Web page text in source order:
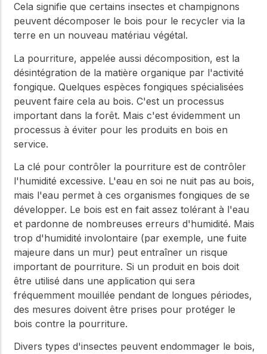
Cela signifie que certains insectes et champignons
peuvent décomposer le bois pour le recycler via la
terre en un nouveau matériau végétal.
La pourriture, appelée aussi décomposition, est la
désintégration de la matière organique par l'activité
fongique. Quelques espèces fongiques spécialisées
peuvent faire cela au bois. C'est un processus
important dans la forêt. Mais c'est évidemment un
processus à éviter pour les produits en bois en
service.
La clé pour contrôler la pourriture est de contrôler
l'humidité excessive. L'eau en soi ne nuit pas au bois,
mais l'eau permet à ces organismes fongiques de se
développer. Le bois est en fait assez tolérant à l'eau
et pardonne de nombreuses erreurs d'humidité. Mais
trop d'humidité involontaire (par exemple, une fuite
majeure dans un mur) peut entraîner un risque
important de pourriture. Si un produit en bois doit
être utilisé dans une application qui sera
fréquemment mouillée pendant de longues périodes,
des mesures doivent être prises pour protéger le
bois contre la pourriture.
Divers types d'insectes peuvent endommager le bois,